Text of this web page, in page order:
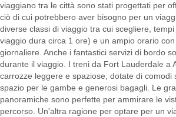
viaggiano tra le città sono stati progettati per
ciò di cui potrebbero aver bisogno per un
diverse classi di viaggio tra cui scegliere,
viaggio dura circa 1 ore) e un ampio orario
giornaliere. Anche i fantastici servizi di bordo
durante il viaggio. I treni da Fort Lauderdale a
carrozze leggere e spaziose, dotate di comodi
spazio per le gambe e generosi bagagli. Le
panoramiche sono perfette per ammirare le
percorso. Un'altra ragione per optare per un